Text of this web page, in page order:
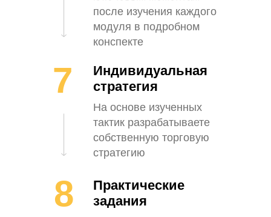
Индивидуальная
стратегия
Практические
задания
7
8
На основе изученных
тактик разрабатываете
собственную торговую
стратегию
после изучения каждого
модуля в подробном
конспекте